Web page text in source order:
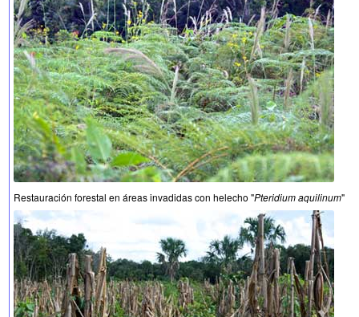
Restauración forestal en áreas invadidas con helecho "Pteridium aquilinum"